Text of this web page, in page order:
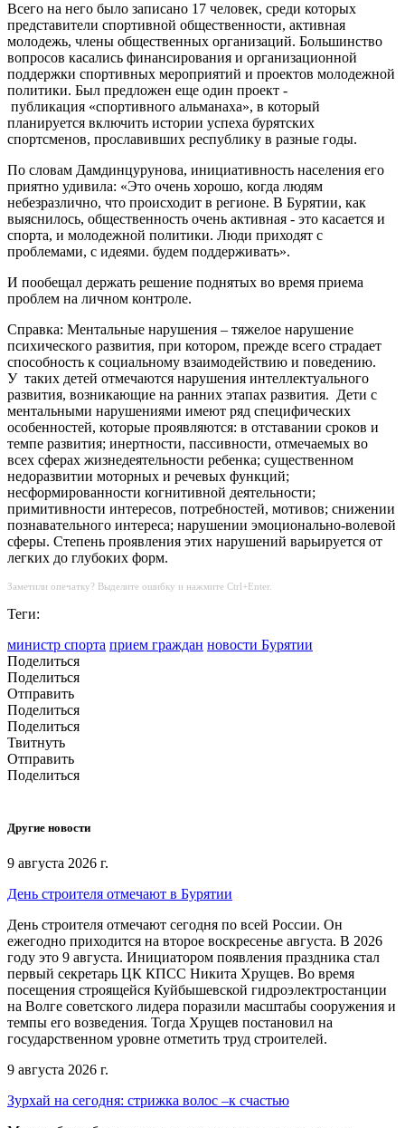
Всего на него было записано 17 человек, среди которых
представители спортивной общественности, активная
молодежь, члены общественных организаций. Большинство
вопросов касались финансирования и организационной
поддержки спортивных мероприятий и проектов молодежной
политики. Был предложен еще один проект -
публикация «спортивного альманаха», в который
планируется включить истории успеха бурятских
спортсменов, прославивших республику в разные годы.
По словам Дамдинцурунова, инициативность населения его
приятно удивила: «Это очень хорошо, когда людям
небезразлично, что происходит в регионе. В Бурятии, как
выяснилось, общественность очень активная - это касается и
спорта, и молодежной политики. Люди приходят с
проблемами, с идеями. будем поддерживать».
И пообещал держать решение поднятых во время приема
проблем на личном контроле.
Справка: Ментальные нарушения – тяжелое нарушение
психического развития, при котором, прежде всего страдает
способность к социальному взаимодействию и поведению.
У таких детей отмечаются нарушения интеллектуального
развития, возникающие на ранних этапах развития. Дети с
ментальными нарушениями имеют ряд специфических
особенностей, которые проявляются: в отставании сроков и
темпе развития; инертности, пассивности, отмечаемых во
всех сферах жизнедеятельности ребенка; существенном
недоразвитии моторных и речевых функций;
несформированности когнитивной деятельности;
примитивности интересов, потребностей, мотивов; снижении
познавательного интереса; нарушении эмоционально-волевой
сферы. Степень проявления этих нарушений варьируется от
легких до глубоких форм.
Заметили опечатку? Выделите ошибку и нажмите Ctrl+Enter.
Теги:
министр спорта прием граждан новости Бурятии
Поделиться
Поделиться
Отправить
Поделиться
Поделиться
Твитнуть
Отправить
Поделиться
Другие новости
9 августа 2026 г.
День строителя отмечают в Бурятии
День строителя отмечают сегодня по всей России. Он
ежегодно приходится на второе воскресенье августа. В 2026
году это 9 августа. Инициатором появления праздника стал
первый секретарь ЦК КПСС Никита Хрущев. Во время
посещения строящейся Куйбышевской гидроэлектростанции
на Волге советского лидера поразили масштабы сооружения и
темпы его возведения. Тогда Хрущев постановил на
государственном уровне отметить труд строителей.
9 августа 2026 г.
Зурхай на сегодня: стрижка волос –к счастью